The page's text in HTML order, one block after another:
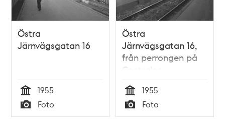
Östra
Järnvägsgatan 16
Tid
1955
Typ
Foto
Östra
Järnvägsgatan 16,
från perrongen på
Centralen
Tid
1955
Typ
Foto